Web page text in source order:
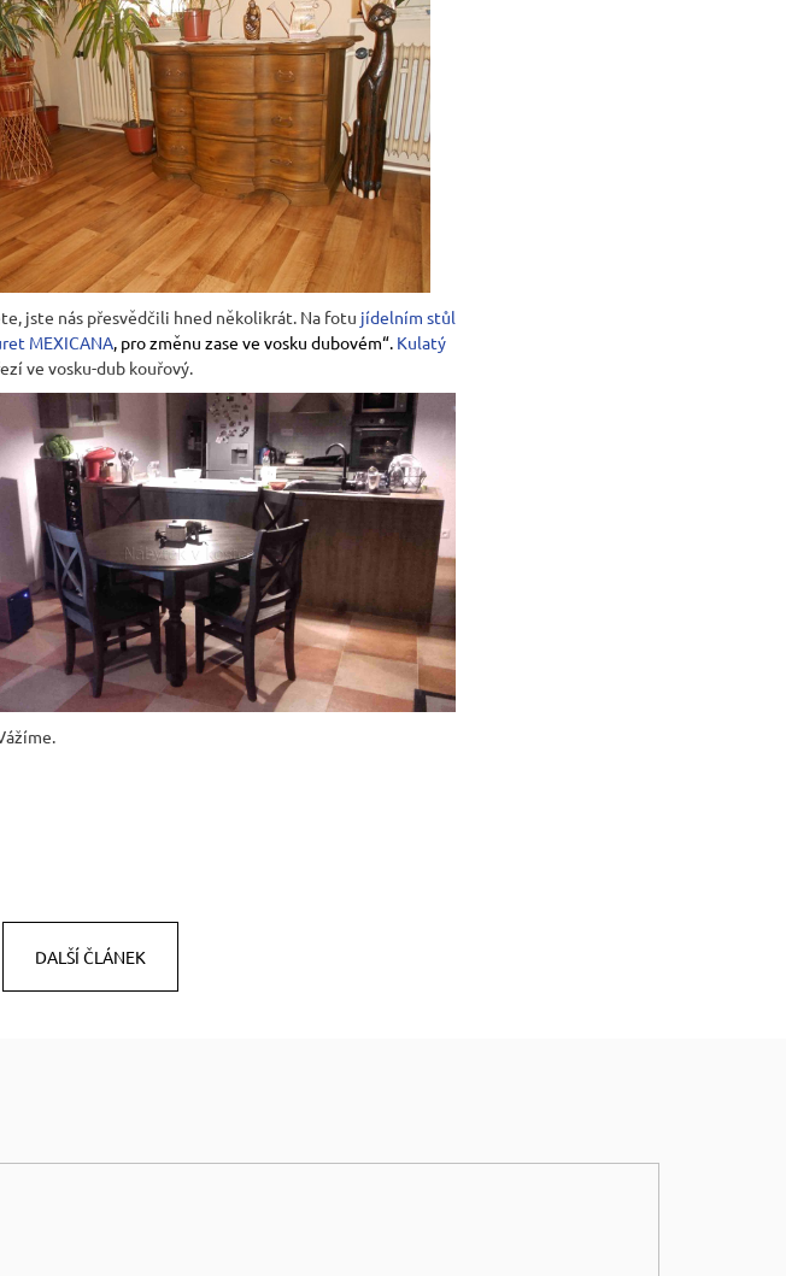
jste nás přesvědčili hned několikrát. Na fotu jídelním stůl
MEXICANA, pro změnu zase ve vosku dubovém“. Kulatý
ve vosku-dub kouřový.
DALŠÍ ČLÁNEK